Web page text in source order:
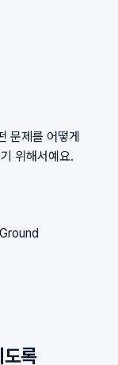
문제를 어떻게
위해서예요.
도록